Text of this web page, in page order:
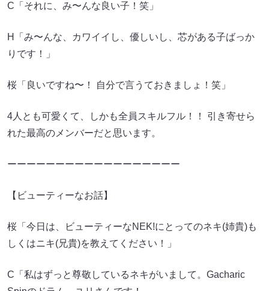
C「それに、み〜んな良い子！笑」
H「み〜んな、カワイイし、優しいし、芯がある子ばっか
りです！」
桜「良いですね〜！ 自分で言うておきましょ！笑」
4人とも可愛くて、しかも全員スキルフル！！ 引き寄せら
れた最高のメンバーだと思います。
ーーーーーーーーーーーーーーーーーー
【ビューティーなお話】
桜「今日は、ビューティーなNEK!にとってのネキ(姉貴)も
しくはニキ(兄貴)を教えてください！」
C「私はずっと尊敬しているネキがいまして。Gacharic